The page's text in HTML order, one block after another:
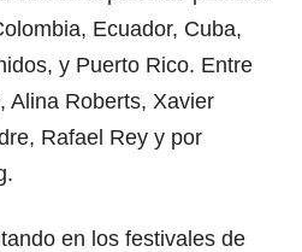
Ecuador, Cuba,
y Puerto Rico. Entre
Alina Roberts, Xavier
Rafael Rey y por
en los festivales de